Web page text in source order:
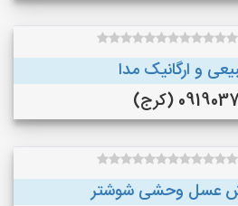
و ارگانیک مدا
(کرج)
عسل وحشی شوشتر